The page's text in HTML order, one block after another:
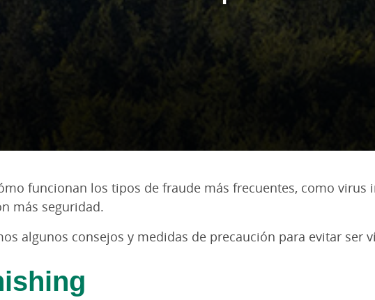
funcionan los tipos de fraude más frecuentes, como
más seguridad.
algunos consejos y medidas de precaución para evitar ser